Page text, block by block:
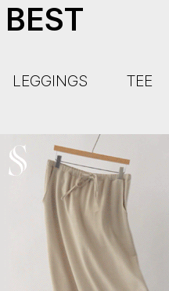
LEGGINGS TEE